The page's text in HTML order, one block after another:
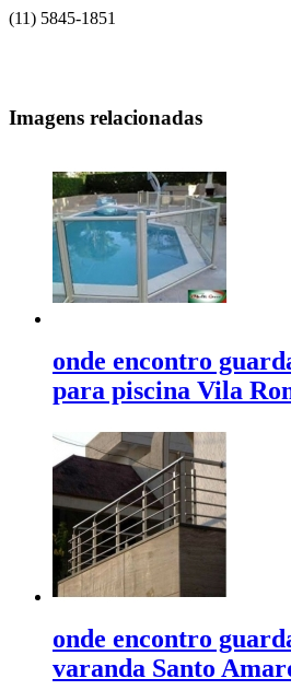
(11) 5845-1851
Imagens relacionadas
onde encontro
para piscina Vila
onde encontro
varanda Santo